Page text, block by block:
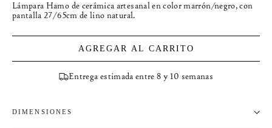
Lámpara Hamo de cerámica artesanal en color marrón/negro, con
pantalla 27/65cm de lino natural.
AGREGAR AL CARRITO
Entrega estimada entre 8 y 10 semanas
DIMENSIONES